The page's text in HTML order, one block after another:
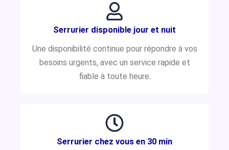
Serrurier disponible jour et nuit
Une disponibilité continue pour répondre à vos
besoins urgents, avec un service rapide et
fiable à toute heure.
Serrurier chez vous en 30 min